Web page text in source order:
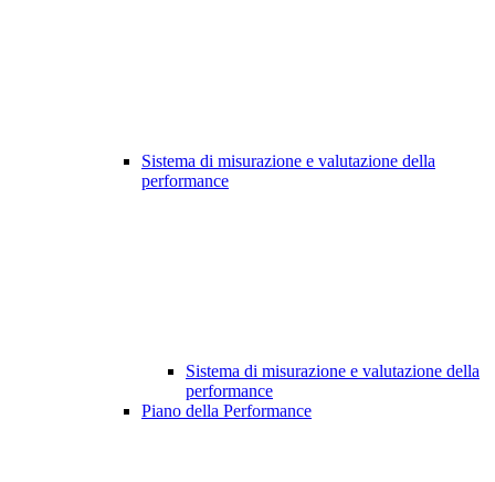
Sistema di misurazione e valutazione della
performance
Sistema di misurazione e valutazione della
performance
Piano della Performance